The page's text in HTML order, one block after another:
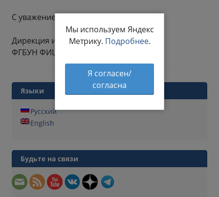
С уважением,
Дирекция и профком
ФГБУН ФИЦ МГИ
Языки
Русский
English
Будьте на связи
Мы используем Яндекс
Метрику. Подробнее.
Я согласен/
согласна